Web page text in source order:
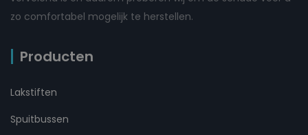
zo comfortabel mogelijk te herstellen.
Producten
Lakstiften
Spuitbussen